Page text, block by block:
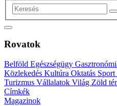
Rovatok
Belföld Egészségügy
Közlekedés Kultúra Oktatás Sport
Turizmus Vállalatok Világ Zöld
Címkék
Magazinok